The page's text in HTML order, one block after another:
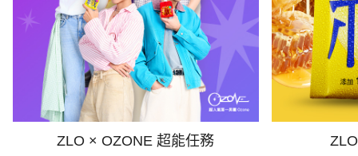
ZLO × OZONE 超能任務